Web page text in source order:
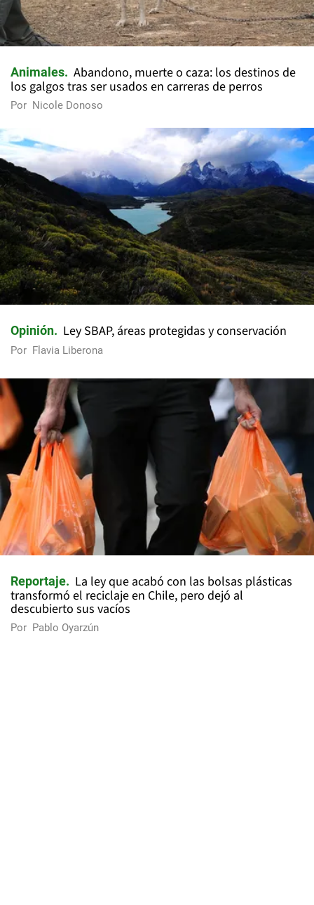
Animales
Abandono, muerte o caza: los destinos de
los galgos tras ser usados en carreras de perros
Por Nicole Donoso
Opinión Ley SBAP, áreas protegidas y conservación
Por Flavia Liberona
Reportaje
La ley que acabó con las bolsas plásticas
transformó el reciclaje en Chile, pero dejó al
descubierto sus vacíos
Por Pablo Oyarzún